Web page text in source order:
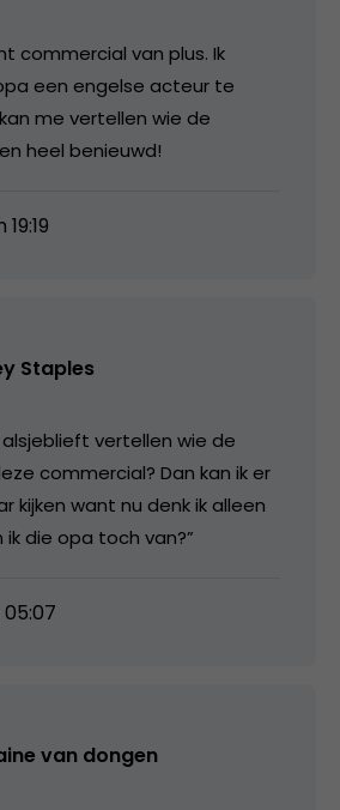
commercial van plus. Ik
een engelse acteur te
me vertellen wie de
heel benieuwd!
Staples
vertellen wie de
commercial? Dan kan ik er
kijken want nu denk ik alleen
ik die opa toch van?”
05:07
van dongen